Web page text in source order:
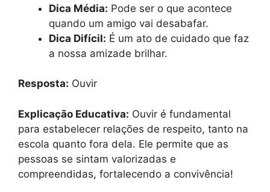
Dica Média: Pode ser o que acontece
quando um amigo vai desabafar.
Dica Difícil: É um ato de cuidado que faz
a nossa amizade brilhar.
Resposta: Ouvir
Explicação Educativa: Ouvir é fundamental
para estabelecer relações de respeito, tanto na
escola quanto fora dela. Ele permite que as
pessoas se sintam valorizadas e
compreendidas, fortalecendo a convivência!